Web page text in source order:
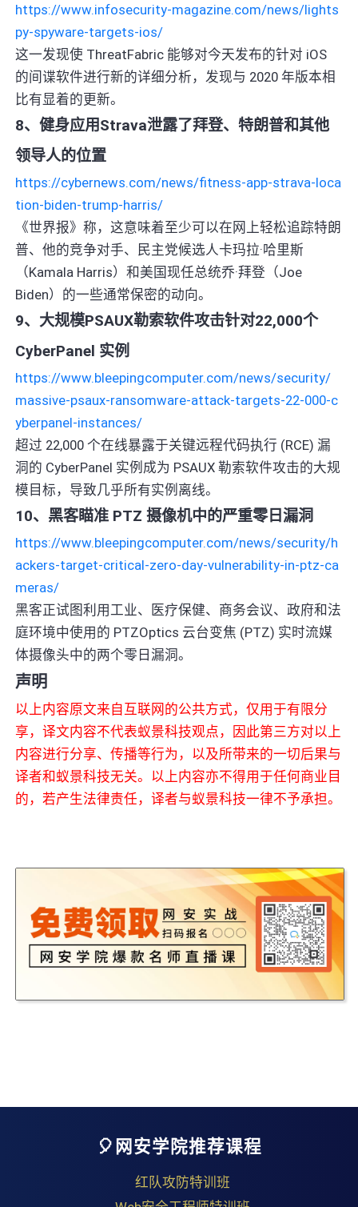
https://www.infosecurity-magazine.com/news/lights
py-spyware-targets-ios/
这一发现使 ThreatFabric 能够对今天发布的针对 iOS
的间谍软件进行新的详细分析，发现与 2020 年版本相
比有显着的更新。
8、健身应用Strava泄露了拜登、特朗普和其他
领导人的位置
https://cybernews.com/news/fitness-app-strava-loca
tion-biden-trump-harris/
《世界报》称，这意味着至少可以在网上轻松追踪特朗
普、他的竞争对手、民主党候选人卡玛拉·哈里斯
（Kamala Harris）和美国现任总统乔·拜登（Joe
Biden）的一些通常保密的动向。
9、大规模PSAUX勒索软件攻击针对22,000个
CyberPanel 实例
https://www.bleepingcomputer.com/news/security/
massive-psaux-ransomware-attack-targets-22-000-c
yberpanel-instances/
超过 22,000 个在线暴露于关键远程代码执行 (RCE) 漏
洞的 CyberPanel 实例成为 PSAUX 勒索软件攻击的大规
模目标，导致几乎所有实例离线。
10、黑客瞄准 PTZ 摄像机中的严重零日漏洞
https://www.bleepingcomputer.com/news/security/h
ackers-target-critical-zero-day-vulnerability-in-ptz-ca
meras/
黑客正试图利用工业、医疗保健、商务会议、政府和法
庭环境中使用的 PTZOptics 云台变焦 (PTZ) 实时流媒
体摄像头中的两个零日漏洞。
声明
以上内容原文来自互联网的公共方式，仅用于有限分
享，译文内容不代表蚁景科技观点，因此第三方对以上
内容进行分享、传播等行为，以及所带来的一切后果与
译者和蚁景科技无关。以上内容亦不得用于任何商业目
的，若产生法律责任，译者与蚁景科技一律不予承担。
🎈网安学院推荐课程
红队攻防特训班